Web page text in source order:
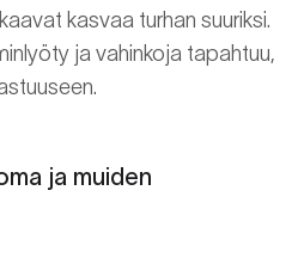
kasvaa turhan suuriksi.
ja vahinkoja tapahtuu,
ja muiden